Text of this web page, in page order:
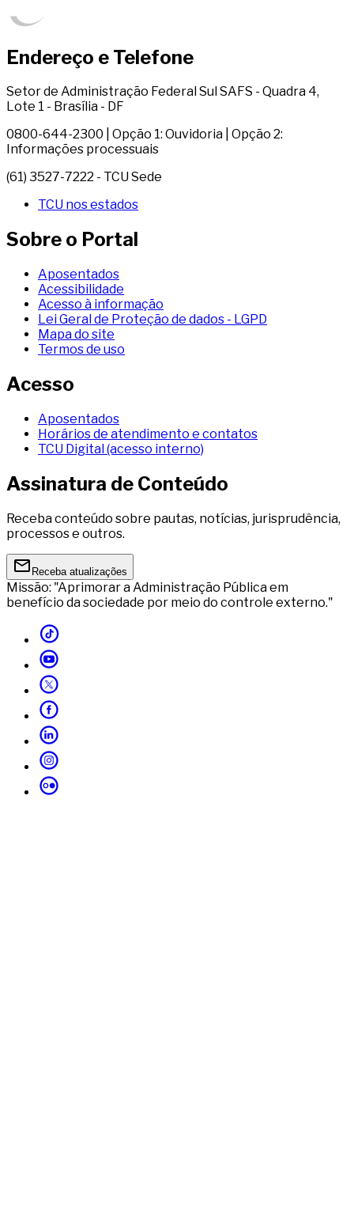
Endereço e Telefone
Setor de Administração Federal Sul SAFS - Quadra 4,
Lote 1 - Brasília - DF
0800-644-2300 | Opção 1: Ouvidoria | Opção 2:
Informações processuais
(61) 3527-7222 - TCU Sede
TCU nos estados
Sobre o Portal
Aposentados
Acessibilidade
Acesso à informação
Lei Geral de Proteção de dados - LGPD
Mapa do site
Termos de uso
Acesso
Aposentados
Horários de atendimento e contatos
TCU Digital (acesso interno)
Assinatura de Conteúdo
Receba conteúdo sobre pautas, notícias, jurisprudência,
processos e outros.
Receba atualizações
Missão: "Aprimorar a Administração Pública em
benefício da sociedade por meio do controle externo."